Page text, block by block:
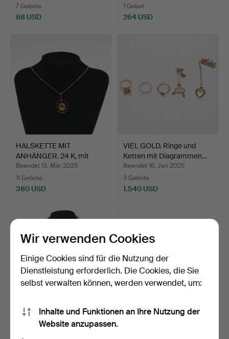
7 Gebote
68 USD
1 Gebot
264 USD
HALSKETTE MIT
ANHÄNGER. 24 K, mit
weißem S…
Beendet 13. Mär 2025
11 Gebote
380 USD
VIEL GOLD. Ringe und
Ketten mit Diagrammen…
Beendet 16. Jan 2025
3 Gebote
1.540 USD
HALSKETTE. Perlen mit
Goldschnalle, 18 K.
SCHMUCK. Es ist Silber.
Wir verwenden Cookies
Einige Cookies sind für die Nutzung der
Dienstleistung erforderlich. Die Cookies, die Sie
selbst verwalten können, werden verwendet, um:
Inhalte und Funktionen an Ihre Nutzung der
Website anzupassen.